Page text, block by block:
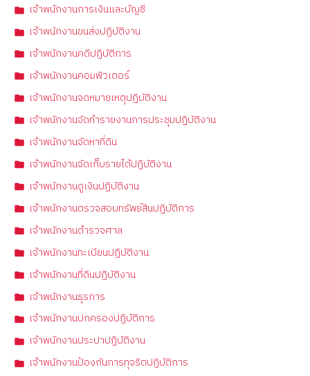
เจ้าพนักงานการเงินและบัญชี
เจ้าพนักงานขนส่งปฏิบัติงาน
เจ้าพนักงานคดีปฏิบัติการ
เจ้าพนักงานคอมพิวเตอร์
เจ้าพนักงานจดหมายเหตุปฏิบัติงาน
เจ้าพนักงานจัดทำรายงานการประชุมปฏิบัติงาน
เจ้าพนักงานจัดหาที่ดิน
เจ้าพนักงานจัดเก็บรายได้ปฏิบัติงาน
เจ้าพนักงานดูเงินปฏิบัติงาน
เจ้าพนักงานตรวจสอบทรัพย์สินปฏิบัติการ
เจ้าพนักงานตำรวจศาล
เจ้าพนักงานทะเบียนปฏิบัติงาน
เจ้าพนักงานที่ดินปฏิบัติงาน
เจ้าพนักงานธุรการ
เจ้าพนักงานปกครองปฏิบัติการ
เจ้าพนักงานประปาปฏิบัติงาน
เจ้าพนักงานป้องกันการทุจริตปฏิบัติการ